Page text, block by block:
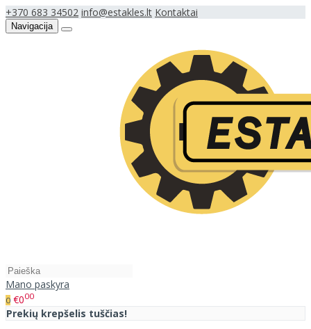
+370 683 34502 info@estakles.lt Kontaktai
Navigacija
Mano paskyra
0 €000
Prekių krepšelis tuščias!